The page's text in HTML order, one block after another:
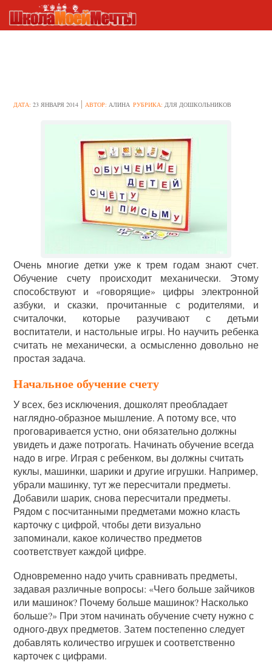
ДАТА:23 ЯНВАРЯ 2014 АВТОР:АЛИНА РУБРИКА:ДЛЯ ДОШКОЛЬНИКОВ
Очень многие детки уже к трем годам знают счет.
Обучение счету происходит механически. Этому
способствуют и «говорящие» цифры электронной
азбуки, и сказки, прочитанные с родителями, и
считалочки, которые разучивают с детьми
воспитатели, и настольные игры. Но научить ребенка
считать не механически, а осмысленно довольно не
простая задача.
Начальное обучение счету
У всех, без исключения, дошколят преобладает
наглядно-образное мышление. А потому все, что
проговаривается устно, они обязательно должны
увидеть и даже потрогать. Начинать обучение всегда
надо в игре. Играя с ребенком, вы должны считать
куклы, машинки, шарики и другие игрушки. Например,
убрали машинку, тут же пересчитали предметы.
Добавили шарик, снова пересчитали предметы.
Рядом с посчитанными предметами можно класть
карточку с цифрой, чтобы дети визуально
запоминали, какое количество предметов
соответствует каждой цифре.
Одновременно надо учить сравнивать предметы,
задавая различные вопросы: «Чего больше зайчиков
или машинок? Почему больше машинок? Насколько
больше?» При этом начинать обучение счету нужно с
одного-двух предметов. Затем постепенно следует
добавлять количество игрушек и соответственно
карточек с цифрами.